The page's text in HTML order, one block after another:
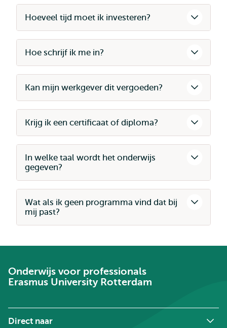
Hoeveel tijd moet ik investeren?
Hoe schrijf ik me in?
Kan mijn werkgever dit vergoeden?
Krijg ik een certificaat of diploma?
In welke taal wordt het onderwijs
gegeven?
Wat als ik geen programma vind dat bij
mij past?
Onderwijs voor professionals
Erasmus University Rotterdam
Direct naar